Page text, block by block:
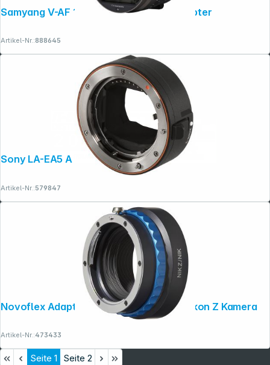
Samyang V-AF 1,7x Anamorphic MF-Adapter
Artikel-Nr.:888645
Sony LA-EA5 A Mount Adapter
Artikel-Nr.:579847
Novoflex Adapter Nikon F Objektiv an Nikon Z Kamera
Artikel-Nr.:473433
Seite 1 Seite 2